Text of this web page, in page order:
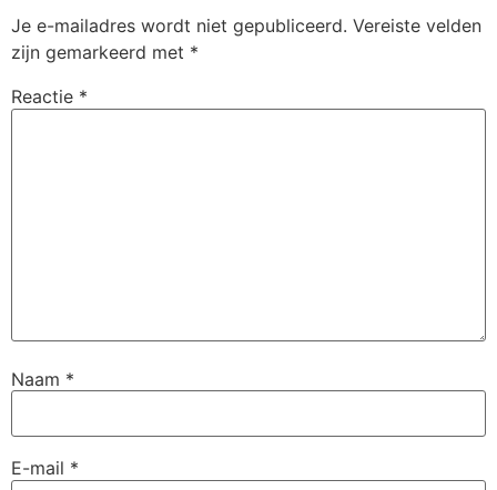
Je e-mailadres wordt niet gepubliceerd. Vereiste velden
zijn gemarkeerd met *
Reactie *
Naam *
E-mail *